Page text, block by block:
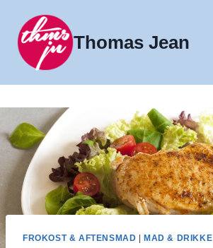
indhold
Thomas Jean
FROKOST & AFTENSMAD MAD & DRIKKE